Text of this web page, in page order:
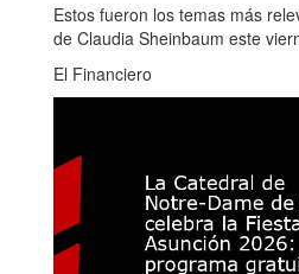
Estos fueron los temas más
de Claudia Sheinbaum este
El Financiero